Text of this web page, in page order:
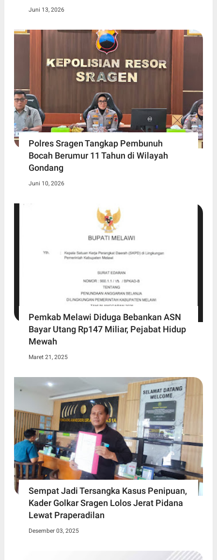
Juni 13, 2026
Polres Sragen Tangkap Pembunuh
Bocah Berumur 11 Tahun di Wilayah
Gondang
Juni 10, 2026
Pemkab Melawi Diduga Bebankan ASN
Bayar Utang Rp147 Miliar, Pejabat Hidup
Mewah
Maret 21, 2025
Sempat Jadi Tersangka Kasus Penipuan,
Kader Golkar Sragen Lolos Jerat Pidana
Lewat Praperadilan
Desember 03, 2025